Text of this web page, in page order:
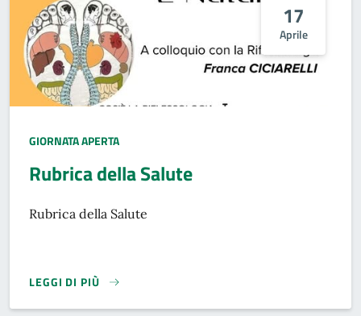
17
Aprile
GIORNATA APERTA
Rubrica della Salute
Rubrica della Salute
LEGGI DI PIÙ